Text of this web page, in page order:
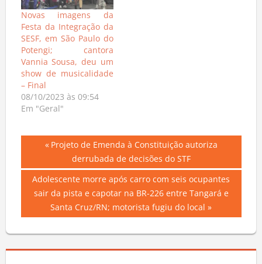
Novas imagens da
Festa da Integração da
SESF, em São Paulo do
Potengi; cantora
Vannia Sousa, deu um
show de musicalidade
– Final
08/10/2023 às 09:54
Em "Geral"
Navegação
de
Post
Previous
Projeto de Emenda à Constituição autoriza
derrubada de decisões do STF
Next
Post:
Adolescente morre após carro com seis ocupantes
sair da pista e capotar na BR-226 entre Tangará e
Santa Cruz/RN; motorista fugiu do local